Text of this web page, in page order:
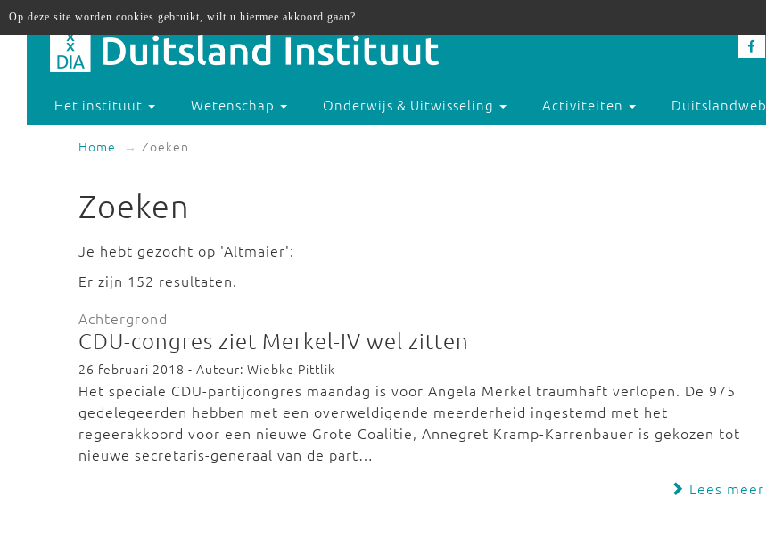
Het instituut Wetenschap Onderwijs & Uitwisseling Activiteiten Duitslandweb
Home Zoeken
Zoeken
Je hebt gezocht op 'Altmaier':
Er zijn 152 resultaten.
Achtergrond
CDU-congres ziet Merkel-IV wel zitten
26 februari 2018 - Auteur: Wiebke Pittlik
Het speciale CDU-partijcongres maandag is voor Angela Merkel traumhaft verlopen. De 975
gedelegeerden hebben met een overweldigende meerderheid ingestemd met het
regeerakkoord voor een nieuwe Grote Coalitie, Annegret Kramp-Karrenbauer is gekozen tot
nieuwe secretaris-generaal van de part…
Lees meer
Op deze site worden cookies gebruikt, wilt u hiermee akkoord gaan?